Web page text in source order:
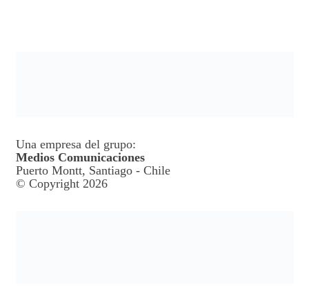
Una empresa del grupo:
Medios Comunicaciones
Puerto Montt, Santiago - Chile
© Copyright 2026